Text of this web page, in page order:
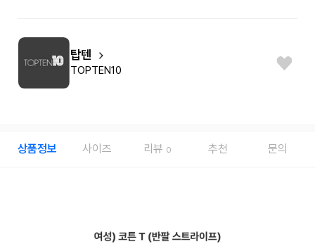
탑텐
TOPTEN10
상품정보 사이즈 리뷰 0 추천 문의